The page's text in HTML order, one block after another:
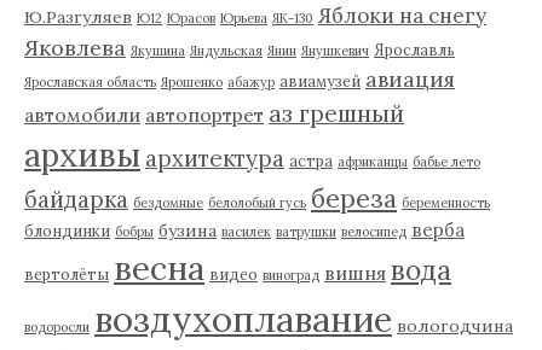
Ю.Разгуляев Ю12 Юрасов Юрьева ЯК-130 Яблоки на снегу
Яковлева Якушина Яндульская Янин Янушкевич Ярославль
Ярославская область Ярошенко абажур авиамузей авиация
автомобили автопортрет аз грешный
архивы архитектура астра африканцы бабье лето
байдарка бездомные белолобый гусь береза беременность
блондинки бобры бузина василек ватрушки велосипед верба
вертолёты весна видео виноград вишня вода
водоросли воздухоплавание вологодчина